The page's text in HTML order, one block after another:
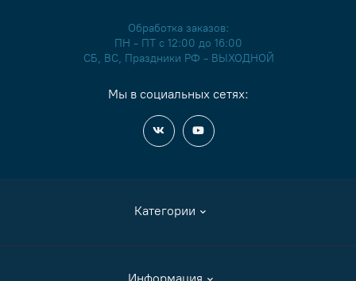
Категории
Аксессуары
Обработка заказов:
ПН - ПТ с 12:00 до 16:00
СБ, ВС, Праздники РФ - ВЫХОДНОЙ
Мы в социальных сетях: